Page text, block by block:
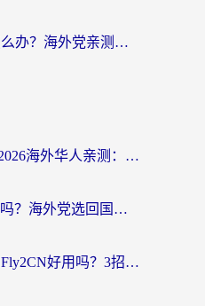
香港优酷地区限制怎么办？海外党亲测有效的追剧解决方案
Mac翻墙回国免费？2026海外华人亲测：从CCTV5直播到国内APP，这样选加速器才靠谱
Proton VPN中国能用吗？海外党选回国加速器的避坑指南（附番茄加速器实测）
海外党必看：斧牛和Fly2CN好用吗？3招教你选对回国加速器（附免费试用攻略）